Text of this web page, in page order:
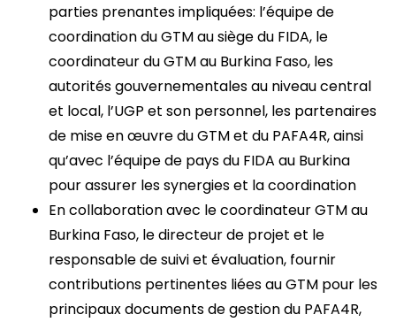
parties prenantes impliquées: l’équipe de
coordination du GTM au siège du FIDA, le
coordinateur du GTM au Burkina Faso, les
autorités gouvernementales au niveau central
et local, l’UGP et son personnel, les partenaires
de mise en œuvre du GTM et du PAFA4R, ainsi
qu’avec l’équipe de pays du FIDA au Burkina
pour assurer les synergies et la coordination
En collaboration avec le coordinateur GTM au
Burkina Faso, le directeur de projet et le
responsable de suivi et évaluation, fournir
contributions pertinentes liées au GTM pour les
principaux documents de gestion du PAFA4R,